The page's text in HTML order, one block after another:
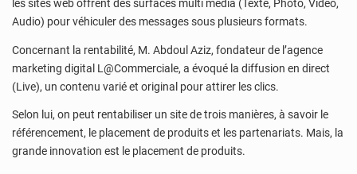
les sites web offrent des surfaces multi média (Texte, Photo, Vidéo,
Audio) pour véhiculer des messages sous plusieurs formats.
Concernant la rentabilité, M. Abdoul Aziz, fondateur de l’agence
marketing digital L@Commerciale, a évoqué la diffusion en direct
(Live), un contenu varié et original pour attirer les clics.
Selon lui, on peut rentabiliser un site de trois manières, à savoir le
référencement, le placement de produits et les partenariats. Mais, la
grande innovation est le placement de produits.